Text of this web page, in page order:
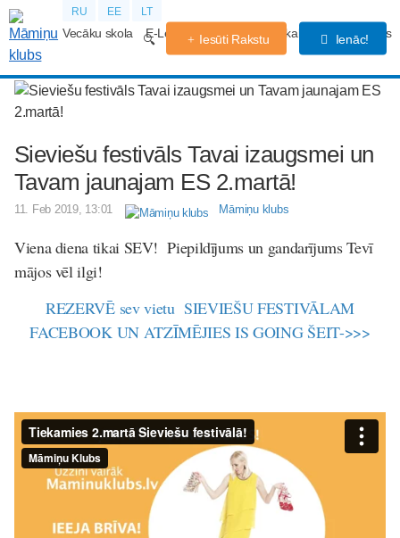
RU EE LT
Vecāku skola E-Lekcijas Grūtniecības kalendārs Forums
Iesūti Rakstu Ienāc!
Sieviešu festivāls Tavai izaugsmei un
Tavam jaunajam ES 2.martā!
11. Feb 2019, 13:01 Māmiņu klubs
Viena diena tikai SEV! Piepildījums un gandarījums Tevī
mājos vēl ilgi!
REZERVĒ sev vietu SIEVIEŠU FESTIVĀLAM
FACEBOOK UN ATZĪMĒJIES IS GOING ŠEIT->>>